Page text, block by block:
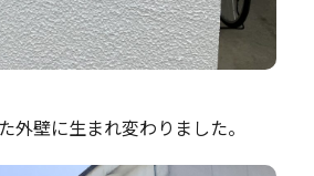
外壁に生まれ変わりました。